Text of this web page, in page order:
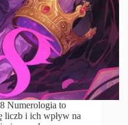
Numerologia to
liczb i ich wpływ na